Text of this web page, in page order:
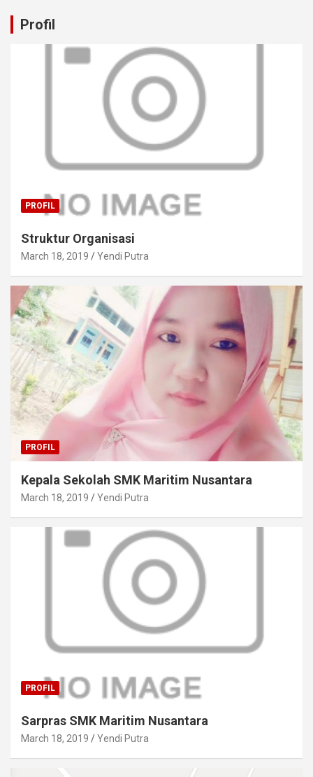
Profil
PROFIL
Struktur Organisasi
March 18, 2019 Yendi Putra
PROFIL
Kepala Sekolah SMK Maritim Nusantara
March 18, 2019 Yendi Putra
PROFIL
Sarpras SMK Maritim Nusantara
March 18, 2019 Yendi Putra